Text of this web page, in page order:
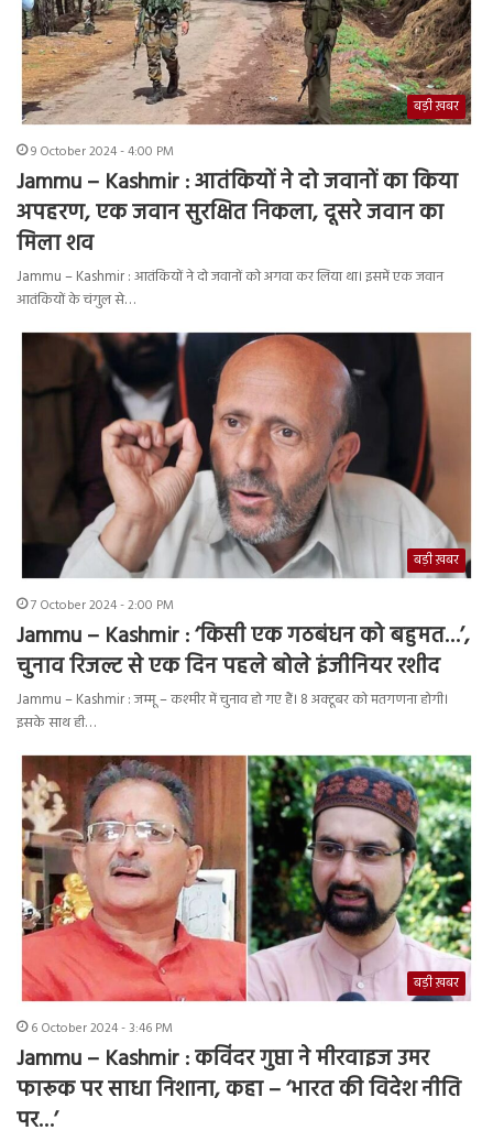
बड़ी ख़बर
9 October 2024 - 4:00 PM
Jammu – Kashmir : आतंकियों ने दो जवानों का किया
अपहरण, एक जवान सुरक्षित निकला, दूसरे जवान का
मिला शव
Jammu – Kashmir : आतंकियों ने दो जवानों को अगवा कर लिया था। इसमें एक जवान
आतंकियों के चंगुल से…
बड़ी ख़बर
7 October 2024 - 2:00 PM
Jammu – Kashmir : ‘किसी एक गठबंधन को बहुमत…’,
चुनाव रिजल्ट से एक दिन पहले बोले इंजीनियर रशीद
Jammu – Kashmir : जम्मू – कश्मीर में चुनाव हो गए हैं। 8 अक्टूबर को मतगणना होगी।
इसके साथ ही…
बड़ी ख़बर
6 October 2024 - 3:46 PM
Jammu – Kashmir : कविंदर गुप्ता ने मीरवाइज उमर
फारूक पर साधा निशाना, कहा – ‘भारत की विदेश नीति
पर…’